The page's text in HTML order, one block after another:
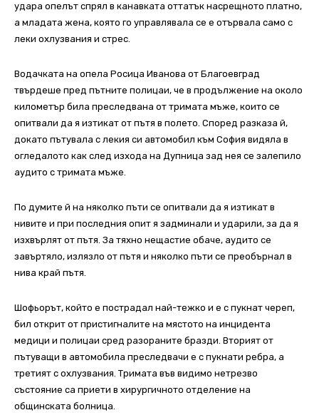
удара опелът спрял в канавката оттатък насрещното платно,
а младата жена, която го управлявала се е отървала само с
леки охлузвания и стрес.
Водачката на опела Росица Иванова от Благоевград
твърдеше пред пътните полицаи, че в продължение на около
километър била преследвана от тримата мъже, които се
опитвали да я изтикат от пътя в полето. Според разказа й,
докато пътувала с лекия си автомобил към София видяла в
огледалото как след изхода на Дупница зад нея се залепило
аудито с тримата мъже.
По думите й на няколко пъти се опитвали да я изтикат в
нивите и при последния опит я задминали и ударили, за да я
изхвърлят от пътя. За тяхно нещастие обаче, аудито се
завъртяло, излязло от пътя и няколко пъти се преобърнал в
нива край пътя.
Шофьорът, който е пострадал най-тежко и е с пукнат череп,
бил открит от пристигналите на мястото на инцидента
медици и полицаи сред разораните бразди. Вторият от
пътуващи в автомобила преследвачи е с пукнати ребра, а
третият с охлузвания. Тримата във видимо нетрезво
състояние са приети в хирургичното отделение на
общинската болница.